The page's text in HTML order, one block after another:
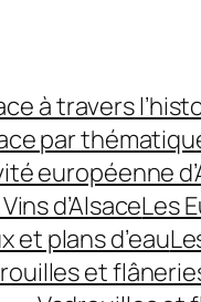
à travers
par
européenne
d’AlsaceLes
et plans d’eau
et